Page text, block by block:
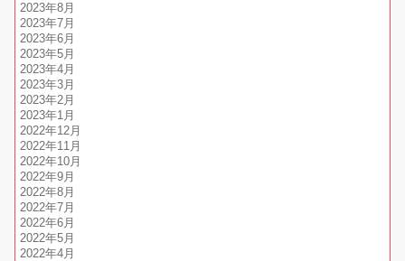
2023年8月
2023年7月
2023年6月
2023年5月
2023年4月
2023年3月
2023年2月
2023年1月
2022年12月
2022年11月
2022年10月
2022年9月
2022年8月
2022年7月
2022年6月
2022年5月
2022年4月